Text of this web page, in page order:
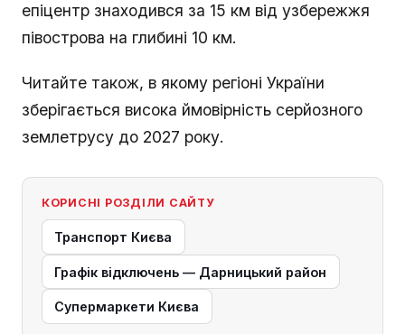
епіцентр знаходився за 15 км від узбережжя
півострова на глибині 10 км.
Читайте також, в якому регіоні України
зберігається висока ймовірність серйозного
землетрусу до 2027 року.
КОРИСНІ РОЗДІЛИ САЙТУ
Транспорт Києва
Графік відключень — Дарницький район
Супермаркети Києва